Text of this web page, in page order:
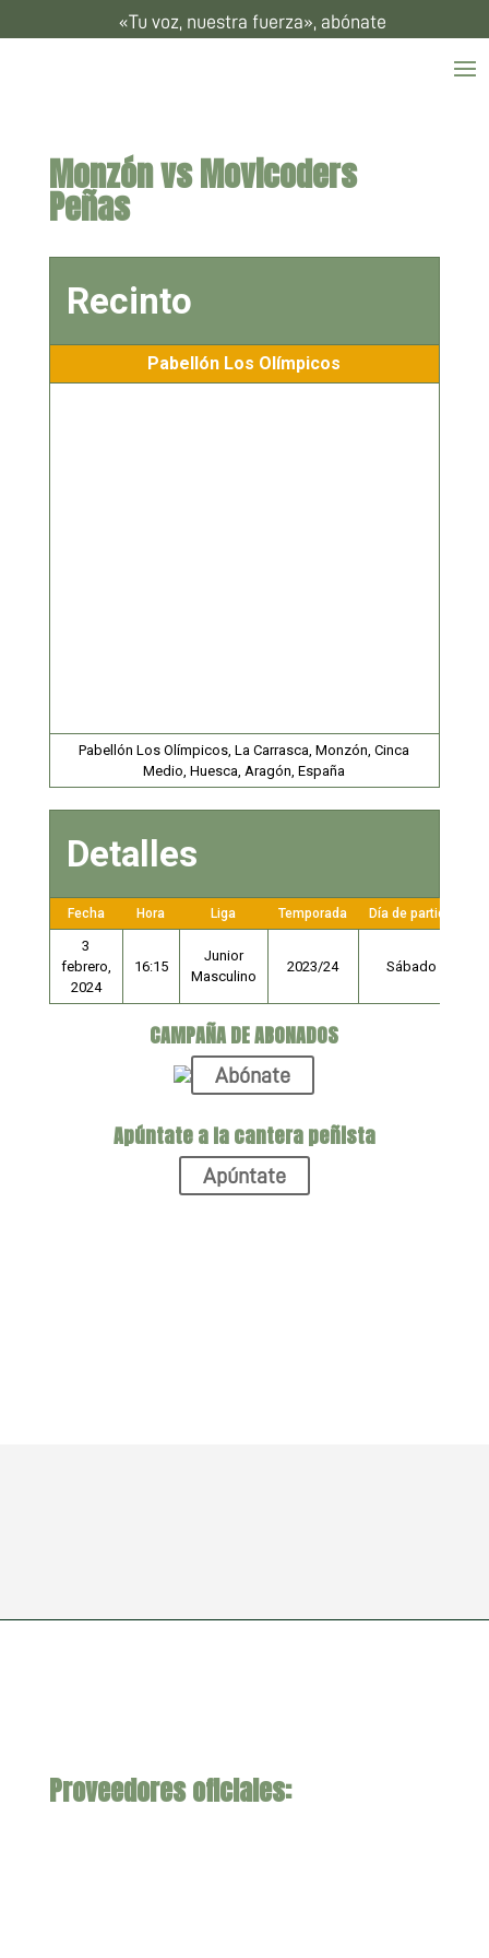
«Tu voz, nuestra fuerza», abónate
Monzón vs Movicoders
Peñas
Recinto
Pabellón Los Olímpicos
Pabellón Los Olímpicos, La Carrasca, Monzón, Cinca
Medio, Huesca, Aragón, España
Detalles
Fecha Hora Liga Temporada Día de partido
3
febrero,
2024
16:15
Junior
Masculino
2023/24 Sábado
CAMPAÑA DE ABONADOS
Abónate
Apúntate a la cantera peñista
Apúntate
Proveedores oficiales: